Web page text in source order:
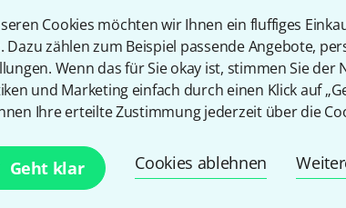
Cookies möchten wir Ihnen ein fluffiges
Dazu zählen zum Beispiel passende Angebote,
Wenn das für Sie okay ist, stimmen Sie
und Marketing einfach durch einen Klick auf
Ihre erteilte Zustimmung jederzeit über die
Geht klar Cookies ablehnen
mit Filz bezogen für
Packungsinhalt 2
Sofort lieferbar
FishmanViolin Output